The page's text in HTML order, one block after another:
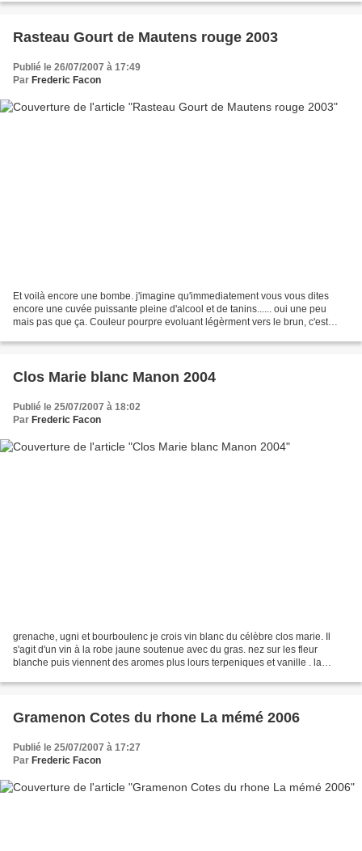
Rasteau Gourt de Mautens rouge 2003
Publié le 26/07/2007 à 17:49
Par Frederic Facon
Et voilà encore une bombe. j'imagine qu'immediatement vous vous dites
encore une cuvée puissante pleine d'alcool et de tanins...... oui une peu
mais pas que ça. Couleur pourpre evoluant légèrment vers le brun, c'est
Clos Marie blanc Manon 2004
Publié le 25/07/2007 à 18:02
Par Frederic Facon
grenache, ugni et bourboulenc je crois vin blanc du célèbre clos marie. Il
s'agit d'un vin à la robe jaune soutenue avec du gras. nez sur les fleur
blanche puis viennent des aromes plus lours terpeniques et vanille . la
Gramenon Cotes du rhone La mémé 2006
Publié le 25/07/2007 à 17:27
Par Frederic Facon